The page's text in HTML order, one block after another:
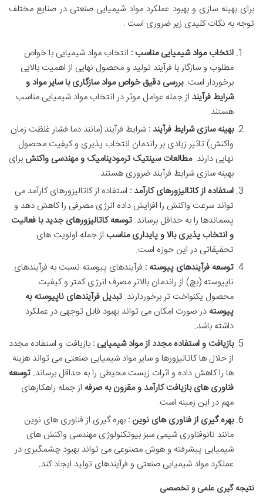
برای بهینه سازی و بهبود عملکرد مواد شیمیایی صنعتی در صنایع مختلف
توجه به نکات کلیدی زیر ضروری است :
انتخاب مواد شیمیایی مناسب : انتخاب مواد شیمیایی با خواص
مطلوب و سازگار با فرآیند تولید و محصول نهایی از اهمیت بالایی
برخوردار است.بررسی دقیق خواص مواد سازگاری با سایر مواد و
شرایط فرآیند از جمله عوامل موثر در انتخاب مواد شیمیایی مناسب
هستند.
بهینه سازی شرایط فرآیند : شرایط فرآیند (مانند دما فشار غلظت زمان
واکنش) تاثیر زیادی بر راندمان انتخاب پذیری و کیفیت محصول
نهایی دارند.مطالعات سینتیک ترمودینامیک و مهندسی واکنش برای
بهینه سازی شرایط فرآیند ضروری هستند.
استفاده از کاتالیزورهای کارآمد : استفاده از کاتالیزورهای کارآمد می
تواند سرعت واکنش را افزایش داده انرژی مصرفی را کاهش دهد و
پسماندها را به حداقل برساند. توسعه کاتالیزورهای جدید با فعالیت
و انتخاب پذیری بالا و پایداری مناسب از جمله اولویت های
تحقیقاتی در این حوزه است.
توسعه فرآیندهای پیوسته : فرآیندهای پیوسته نسبت به فرآیندهای
ناپیوسته (بچ) از راندمان بالاتر مصرف انرژی کمتر و کیفیت
محصول یکنواخت تر برخوردارند. تبدیل فرآیندهای ناپیوسته به
پیوسته در صورت امکان می تواند بهبود قابل توجهی در عملکرد
داشته باشد.
بازیافت و استفاده مجدد از مواد شیمیایی : بازیافت و استفاده مجدد
از حلال ها کاتالیزورها و سایر مواد شیمیایی صنعتی می تواند هزینه
ها را کاهش داده و اثرات زیست محیطی را به حداقل برساند. توسعه
فناوری های بازیافت کارآمد و مقرون به صرفه از جمله راهکارهای
مهم در این زمینه است.
بهره گیری از فناوری های نوین : بهره گیری از فناوری های نوین
مانند نانوفناوری شیمی سبز بیوتکنولوژی مهندسی واکنش های
شیمیایی پیشرفته و هوش مصنوعی می تواند بهبود چشمگیری در
عملکرد مواد شیمیایی صنعتی و فرآیندهای تولید ایجاد کند.
نتیجه گیری علمی و تخصصی